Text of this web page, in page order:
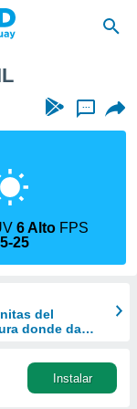
...
6 Alto FPS
25
del
donde da
Instalar